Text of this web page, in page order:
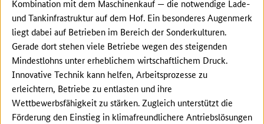
Kombination mit dem Maschinenkauf — die notwendige Lade-
und Tankinfrastruktur auf dem Hof. Ein besonderes Augenmerk
liegt dabei auf Betrieben im Bereich der Sonderkulturen.
Gerade dort stehen viele Betriebe wegen des steigenden
Mindestlohns unter erheblichem wirtschaftlichem Druck.
Innovative Technik kann helfen, Arbeitsprozesse zu
erleichtern, Betriebe zu entlasten und ihre
Wettbewerbsfähigkeit zu stärken. Zugleich unterstützt die
Förderung den Einstieg in klimafreundlichere Antriebslösungen